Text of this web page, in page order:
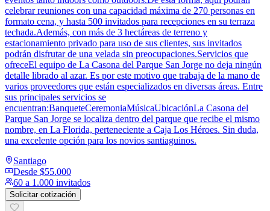
celebrar reuniones con una capacidad máxima de 270 personas en
formato cena, y hasta 500 invitados para recepciones en su terraza
techada.Además, con más de 3 hectáreas de terreno y
estacionamiento privado para uso de sus clientes, sus invitados
podrán disfrutar de una velada sin preocupaciones.Servicios que
ofreceEl equipo de La Casona del Parque San Jorge no deja ningún
detalle librado al azar. Es por este motivo que trabaja de la mano de
varios proveedores que están especializados en diversas áreas. Entre
sus principales servicios se
encuentran:BanqueteCeremoniaMúsicaUbicaciónLa Casona del
Parque San Jorge se localiza dentro del parque que recibe el mismo
nombre, en La Florida, perteneciente a Caja Los Héroes. Sin duda,
una excelente opción para los novios santiaguinos.
Santiago
Desde $55.000
60 a 1.000 invitados
Solicitar cotización